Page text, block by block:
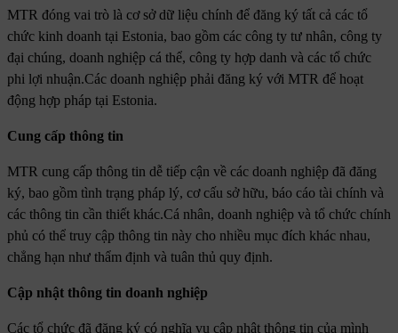
MTR đóng vai trò là cơ sở dữ liệu chính để đăng ký tất cả các tổ
chức kinh doanh tại Estonia, bao gồm các công ty tư nhân, công ty
đại chúng, doanh nghiệp cá thể, công ty hợp danh và các tổ chức
phi lợi nhuận.Các doanh nghiệp phải đăng ký với MTR để hoạt
động hợp pháp tại Estonia.
Cung cấp thông tin
MTR cung cấp thông tin dễ tiếp cận về các doanh nghiệp đã đăng
ký, bao gồm tình trạng pháp lý, cơ cấu sở hữu, báo cáo tài chính và
các thông tin cần thiết khác.Cá nhân, doanh nghiệp và tổ chức chính
phủ có thể truy cập thông tin này cho nhiều mục đích khác nhau,
chẳng hạn như thẩm định và tuân thủ quy định.
Cập nhật thông tin doanh nghiệp
Các tổ chức đã đăng ký có nghĩa vụ cập nhật thông tin của mình